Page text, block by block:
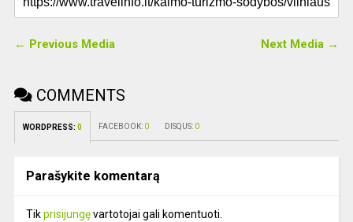
← Previous Media Next Media →
COMMENTS
WORDPRESS: 0 FACEBOOK: 0 DISQUS: 0
Parašykite komentarą
Tikprisijungęvartotojai gali komentuoti.